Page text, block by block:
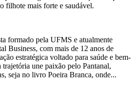
filhote mais forte e saudável.
formado pela UFMS e atualmente
Business, com mais de 12 anos de
estratégica voltado para saúde e bem-
une paixão pelo Pantanal,
seja no livro Poeira Branca, onde...